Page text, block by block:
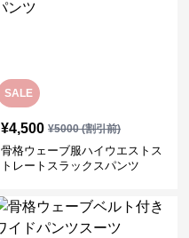
SALE
¥4,500 ¥5000(割引前)
骨格ウェーブ服ハイウエストス
トレートスラックスパンツ